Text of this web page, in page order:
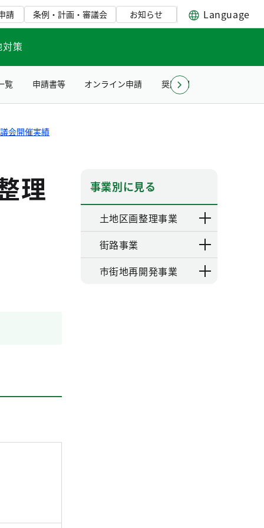
請 条例・計画・審議会 お知らせ Language
策
覧 申請書等 オンライン申請 奨励賞贈呈式について
会開催実績
理 事業別に見る
土地区画整理事業
街路事業
市街地再開発事業